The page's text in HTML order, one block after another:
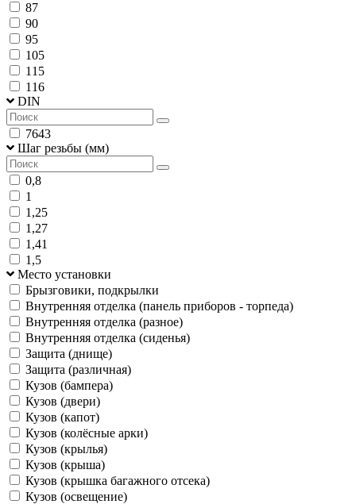
87
90
95
105
115
116
DIN
7643
Шаг резьбы (мм)
0,8
1
1,25
1,27
1,41
1,5
Место установки
Брызговики, подкрылки
Внутренняя отделка (панель приборов - торпеда)
Внутренняя отделка (разное)
Внутренняя отделка (сиденья)
Защита (днище)
Защита (различная)
Кузов (бампера)
Кузов (двери)
Кузов (капот)
Кузов (колёсные арки)
Кузов (крылья)
Кузов (крыша)
Кузов (крышка багажного отсека)
Кузов (освещение)